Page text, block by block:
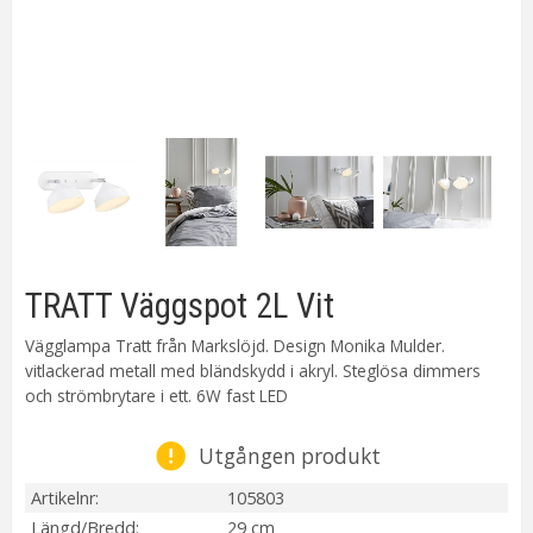
TRATT Väggspot 2L Vit
Vägglampa Tratt från Markslöjd. Design Monika Mulder.
vitlackerad metall med bländskydd i akryl. Steglösa dimmers
och strömbrytare i ett. 6W fast LED
Utgången produkt
Artikelnr
105803
Längd/Bredd
29 cm